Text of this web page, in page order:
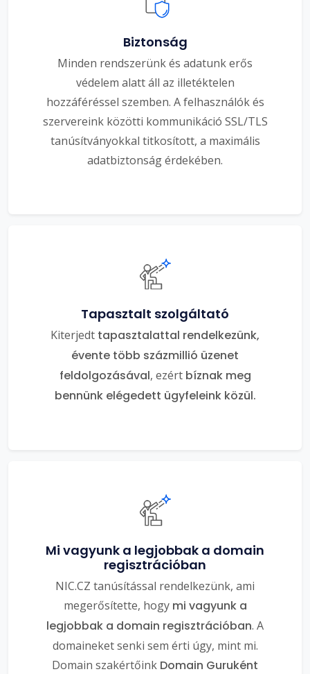
Biztonság
Minden rendszerünk és adatunk erős
védelem alatt áll az illetéktelen
hozzáféréssel szemben. A felhasználók és
szervereink közötti kommunikáció SSL/TLS
tanúsítványokkal titkosított, a maximális
adatbiztonság érdekében.
Tapasztalt szolgáltató
Kiterjedt tapasztalattal rendelkezünk,
évente több százmillió üzenet
feldolgozásával, ezért bíznak meg
bennünk elégedett ügyfeleink közül.
Mi vagyunk a legjobbak a domain
regisztrációban
NIC.CZ tanúsítással rendelkezünk, ami
megerősítette, hogy mi vagyunk a
legjobbak a domain regisztrációban. A
domaineket senki sem érti úgy, mint mi.
Domain szakértőink Domain Guruként